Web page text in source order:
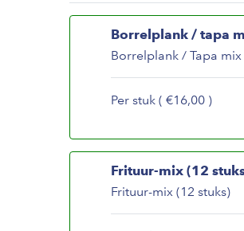
Borrelplank / tapa
Borrelplank / Tapa mix
Per stuk ( €16,00 )
Frituur-mix (12
Frituur-mix (12 stuks)